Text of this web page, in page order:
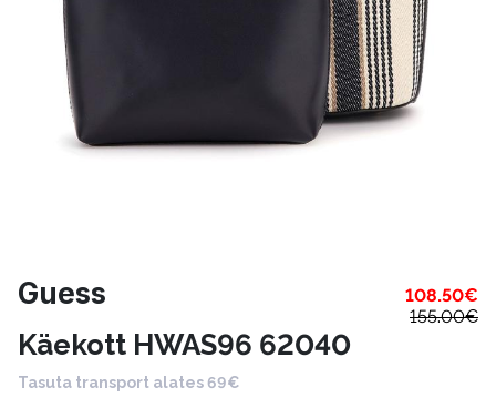
Guess 108.50€
155.00€
Käekott HWAS96 62040
Tasuta transport alates 69€